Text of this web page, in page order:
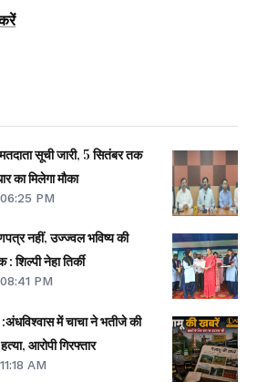
सूची जारी, 5 सितंबर तक
का मिलेगा मौका
PM
नहीं, उज्ज्वल भविष्य की
: शिल्पी नेहा तिर्की
PM
में चाचा ने भतीजे की
आरोपी गिरफ्तार
AM